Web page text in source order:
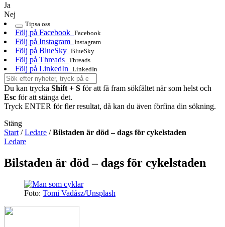
Ja
Nej
Tipsa oss
Följ på Facebook Facebook
Följ på Instagram Instagram
Följ på BlueSky BlueSky
Följ på Threads Threads
Följ på LinkedIn LinkedIn
Du kan trycka Shift + S för att få fram sökfältet när som helst och
Esc för att stänga det.
Tryck ENTER för fler resultat, då kan du även förfina din sökning.
Stäng
Start /Ledare /Bilstaden är död – dags för cykelstaden
Ledare
Bilstaden är död – dags för cykelstaden
Foto: Tomi Vadász/Unsplash